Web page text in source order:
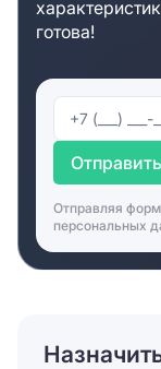
готова!
Отправить
Отправляя
персональных